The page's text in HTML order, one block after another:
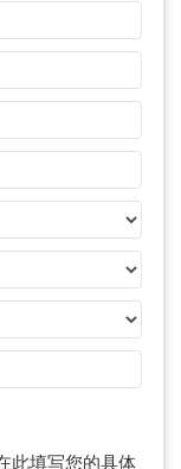
此填写您的具体